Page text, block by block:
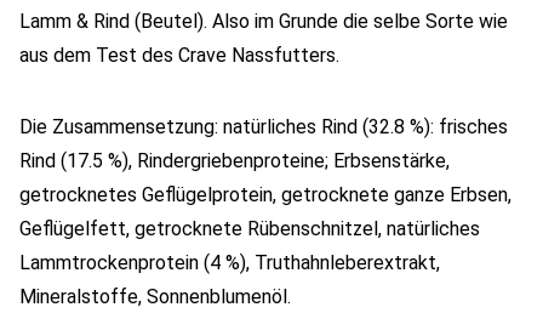
Lamm & Rind (Beutel). Also im Grunde die selbe Sorte wie
aus dem Test des Crave Nassfutters.
Die Zusammensetzung: natürliches Rind (32.8 %): frisches
Rind (17.5 %), Rindergriebenproteine; Erbsenstärke,
getrocknetes Geflügelprotein, getrocknete ganze Erbsen,
Geflügelfett, getrocknete Rübenschnitzel, natürliches
Lammtrockenprotein (4 %), Truthahnleberextrakt,
Mineralstoffe, Sonnenblumenöl.